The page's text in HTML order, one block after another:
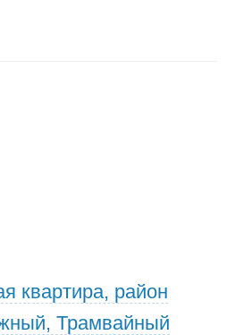
квартира, район
Трамвайный